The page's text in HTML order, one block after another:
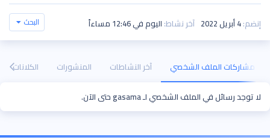
إنضم 4 أبريل 2022 آخر نشاط اليوم في 12:46 مساءاً البحث
مشاركات الملف الشخصي آخر النشاطات المنشورات الكلانات
لا توجد رسائل في الملف الشخصي لـ gasama حتى الآن.